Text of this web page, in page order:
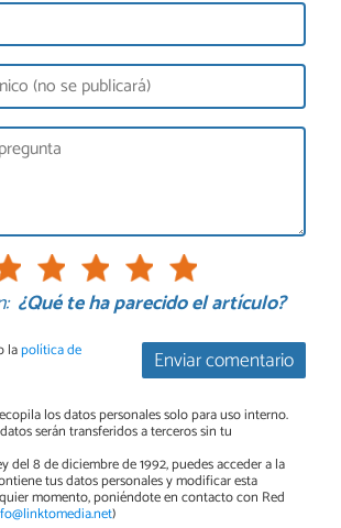
¿Qué te ha parecido el artículo?
Enviar comentario
lapolítica de
los datos personales solo para uso interno.
serán transferidos a terceros sin tu
del 8 de diciembre de 1992, puedes acceder a la
tus datos personales y modificar esta
momento, poniéndote en contacto con Red
)